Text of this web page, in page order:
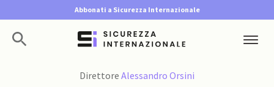
Abbonati a Sicurezza Internazionale
Direttore Alessandro Orsini